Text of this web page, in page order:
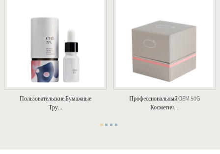
Пользовательские Бумажные
Тру...
Профессиональный OEM 50G
Косметич...